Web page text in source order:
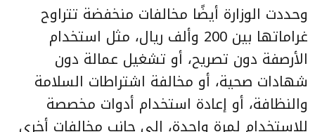
وحددت الوزارة أيضًا مخالفات منخفضة تتراوح
غراماتها بين 200 وألف ريال، مثل استخدام
الأرصفة دون تصريح، أو تشغيل عمالة دون
شهادات صحية، أو مخالفة اشتراطات السلامة
والنظافة، أو إعادة استخدام أدوات مخصصة
للاستخدام لمرة واحدة، إلى جانب مخالفات أخرى